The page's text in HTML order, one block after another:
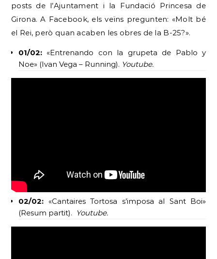
posts de l’Ajuntament i la Fundació Princesa de
Girona. A Facebook, els veïns pregunten: «Molt bé
el Rei, però quan acaben les obres de la B-25?».
01/02: «Entrenando con la grupeta de Pablo y
Noe» (Ivan Vega – Running). Youtube.
02/02: «Cantaires Tortosa s’imposa al Sant Boi»
(Resum partit). Youtube.